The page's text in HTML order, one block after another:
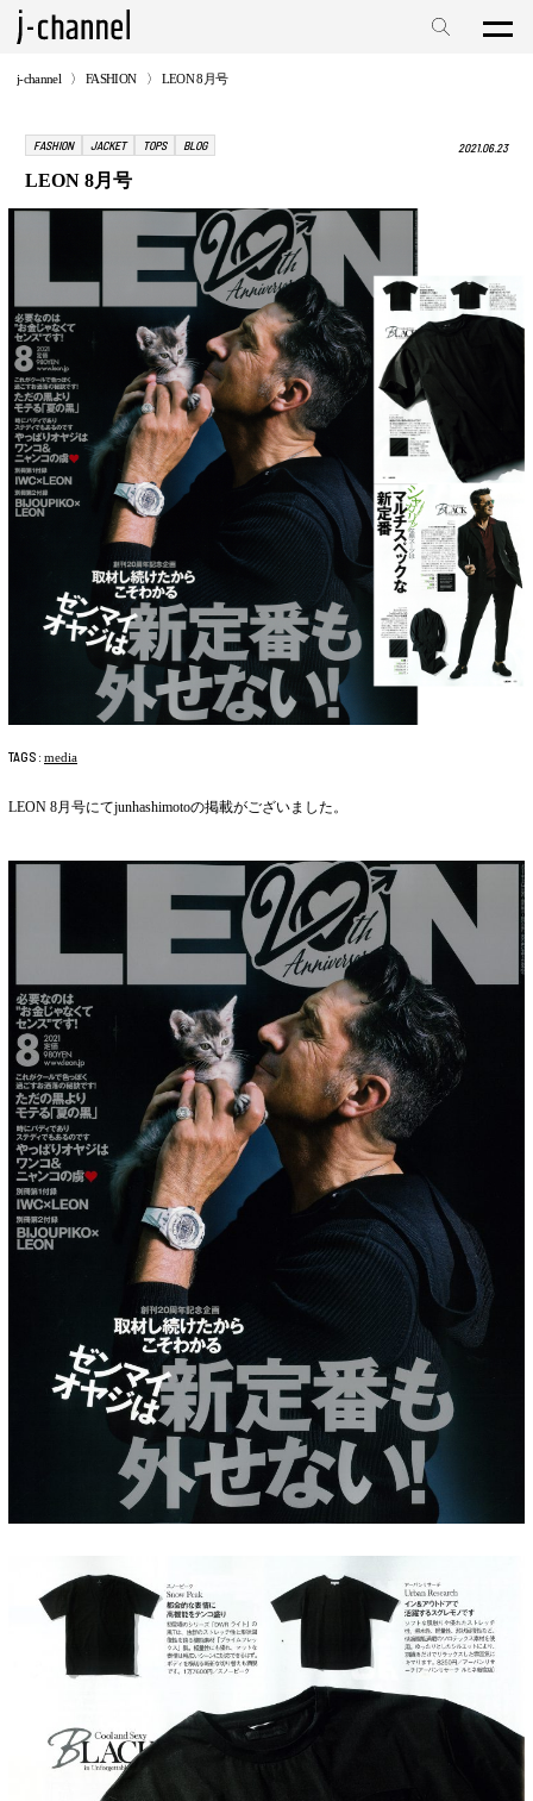
j-channel FASHION LEON 8月号
FASHION JACKET TOPS BLOG 2021.06.23
LEON 8月号
TAGS : media
LEON 8月号にてjunhashimotoの掲載がございました。